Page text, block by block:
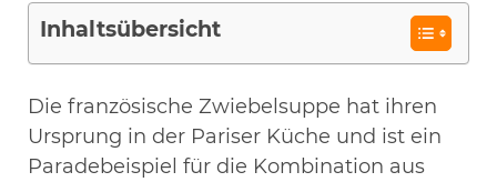
Inhaltsübersicht
Die französische Zwiebelsuppe hat ihren
Ursprung in der Pariser Küche und ist ein
Paradebeispiel für die Kombination aus